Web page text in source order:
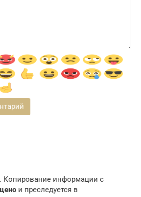
Копирование информации с
и преследуется в